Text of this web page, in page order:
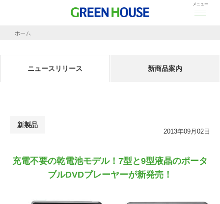
メニュー
ホーム
ニュースリリース 新商品案内
新製品
2013年09月02日
充電不要の乾電池モデル！7型と9型液晶のポータ
ブルDVDプレーヤーが新発売！